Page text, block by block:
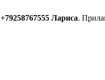
+79258767555 Лариса.